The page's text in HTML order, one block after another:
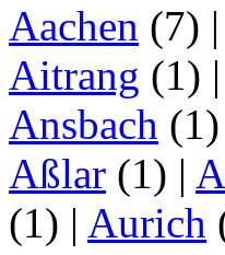
Aachen (7) |
Aitrang (1) |
Ansbach (1)
Aßlar (1) |
(1) | Aurich